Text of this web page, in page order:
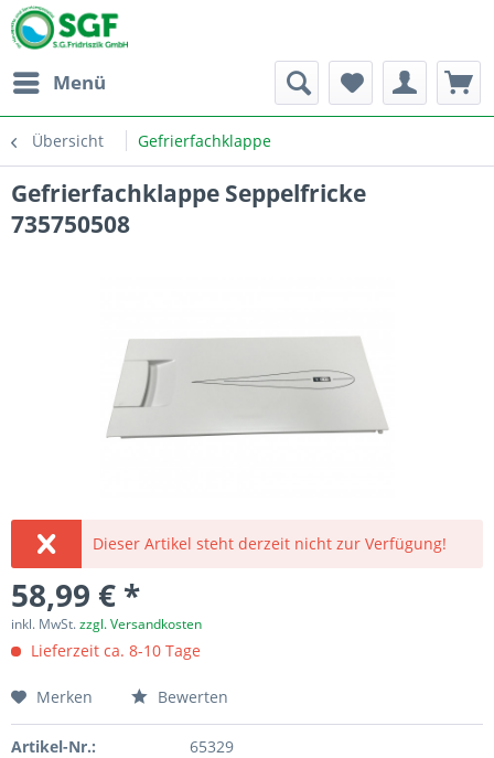
Menü
Übersicht Gefrierfachklappe
Gefrierfachklappe Seppelfricke
735750508
Dieser Artikel steht derzeit nicht zur Verfügung!
58,99 € *
inkl. MwSt.zzgl. Versandkosten
Lieferzeit ca. 8-10 Tage
Merken Bewerten
Artikel-Nr.: 65329